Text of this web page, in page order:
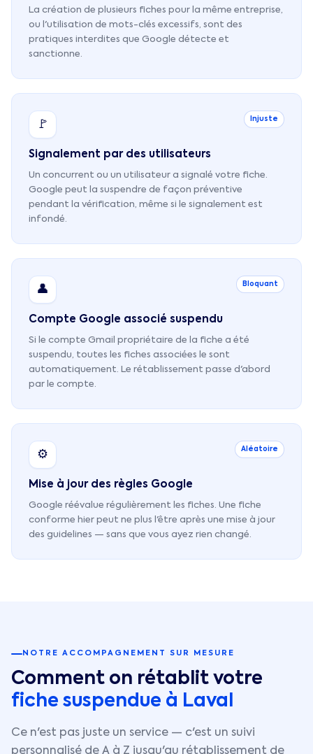
La création de plusieurs fiches pour la même entreprise,
ou l'utilisation de mots-clés excessifs, sont des
pratiques interdites que Google détecte et
sanctionne.
🚩 Injuste
Signalement par des utilisateurs
Un concurrent ou un utilisateur a signalé votre fiche.
Google peut la suspendre de façon préventive
pendant la vérification, même si le signalement est
infondé.
👤 Bloquant
Compte Google associé suspendu
Si le compte Gmail propriétaire de la fiche a été
suspendu, toutes les fiches associées le sont
automatiquement. Le rétablissement passe d'abord
par le compte.
⚙️ Aléatoire
Mise à jour des règles Google
Google réévalue régulièrement les fiches. Une fiche
conforme hier peut ne plus l'être après une mise à jour
des guidelines — sans que vous ayez rien changé.
NOTRE ACCOMPAGNEMENT SUR MESURE
Comment on rétablit votre
fiche suspendue à Laval
Ce n'est pas juste un service — c'est un suivi
personnalisé de A à Z jusqu'au rétablissement de